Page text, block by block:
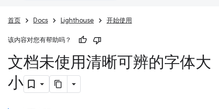
首页 Docs Lighthouse 开始使用
该内容对您有帮助吗？
文档未使用清晰可辨的字体大
小